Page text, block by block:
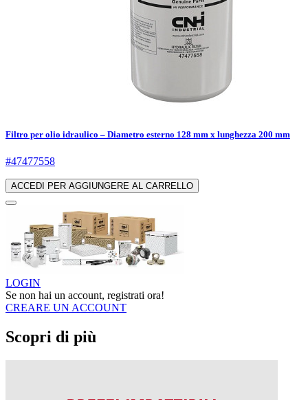
Filtro per olio idraulico – Diametro esterno 128 mm x lunghezza 200 mm
#47477558
ACCEDI PER AGGIUNGERE AL CARRELLO
LOGIN
Se non hai un account, registrati ora!
CREARE UN ACCOUNT
Scopri di più